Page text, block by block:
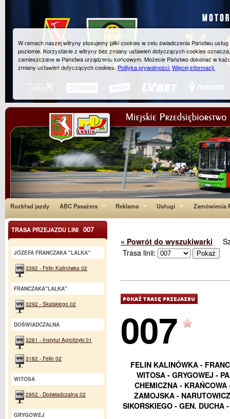
Rozkład jazdy ABC Pasażera Reklama Usługi Zamówienia
« Powrót do wyszukiwarki
Trasa linii:
007
FELIN KALINÓWKA -
WITOSA - GRYGOWEJ -
CHEMICZNA -
ZAMOJSKA -
SIKORSKIEGO - GEN. DUCHA
TRASA PRZEJAZDU LINI 007
JÓZEFA FRANCZAKA "LALKA"
3392 - Felin Kalinówka 02
FRANCZAKA"LALKA"
3292 - Skalskiego 02
DOŚWIADCZALNA
3281 - Instytut Agrofizyki 01
3182 - Felin 02
WITOSA
2952 - Doświadczalna 02
GRYGOWEJ
W ramach naszej witryny stosujemy pliki cookies w celu świadczenia Państwu
poziomie. Korzystanie z witryny bez zmiany ustawień dotyczących cookies
zamieszczane w Państwa urządzeniu końcowym. Możecie Państwo dokonać w
zmiany ustawień dotyczących cookies.Polityka prywatności. Więcej informacji.